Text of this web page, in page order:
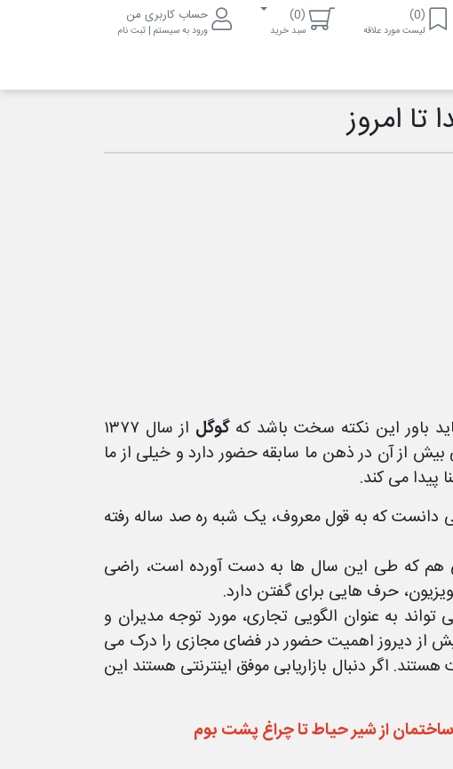
(0)
لیست مورد علاقه
(0)
سبد خرید
حساب کاربری من
ورود به سیستم | ثبت نام
امروز
باور این نکته سخت باشد کهگوگل
از سال ۱۳۷۷
از آن در ذهن ما سابقه حضور دارد و خیلی از ما
پیدا می کند.
دانست که به قول معروف، یک شبه ره صد ساله رفته
که طی این سال ها به دست آورده است، راضی
حرف هایی برای گفتن دارد.
به عنوان الگویی تجاری، مورد توجه مدیران و
از دیروز اهمیت حضور در فضای مجازی را درک می
اگر دنبال بازاریابی موفق اینترنتی هستند این
ساختمان از شیر حیاط تا چراغ پشت بوم